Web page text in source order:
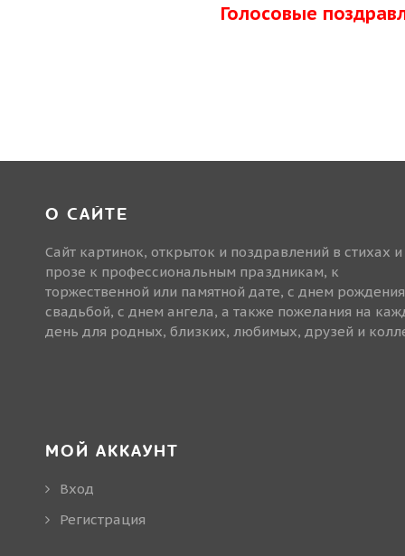
Голосовые
О САЙТЕ
Сайт картинок, открыток и поздравлений в стихах и
прозе к профессиональным праздникам, к
торжественной или памятной дате, с днем
свадьбой, с днем ангела, а также пожелания на
день для родных, близких, любимых, друзей и
МОЙ АККАУНТ
Вход
Регистрация